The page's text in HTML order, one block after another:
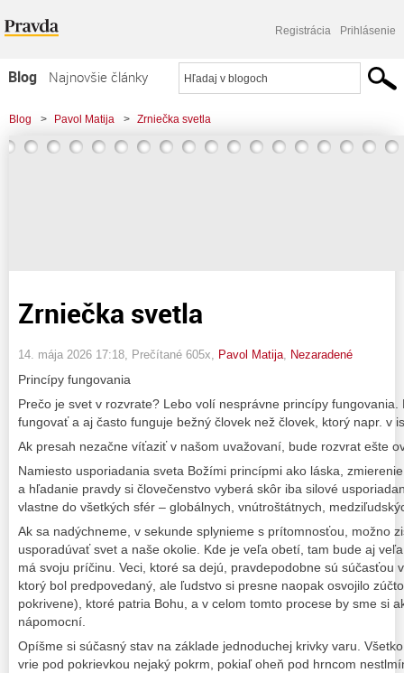
Registrácia Prihlásenie
Blog
Najnovšie články
Najčítanejšie články
Najkomentovanejšie články
Blog > Pavol Matija > Zrniečka svetla
Zrniečka svetla
14. mája 2026 17:18 , Prečítané 605x, Pavol Matija Nezaradené
Princípy fungovania
Prečo je svet v rozvrate? Lebo volí nesprávne princípy fungovania.
fungovať a aj často funguje bežný človek než človek, ktorý napr. v
Ak presah nezačne víťaziť v našom uvažovaní, bude rozvrat ešte
Namiesto usporiadania sveta Božími princípmi ako láska,
a hľadanie pravdy si človečenstvo vyberá skôr iba silové
vlastne do všetkých sfér – globálnych, vnútroštátnych,
Ak sa nadýchneme, v sekunde splynieme s prítomnosťou, možno
usporadúvať svet a naše okolie. Kde je veľa obetí, tam bude aj
má svoju príčinu. Veci, ktoré sa dejú, pravdepodobne sú súčasťou
ktorý bol predpovedaný, ale ľudstvo si presne naopak osvojilo
pokrivene), ktoré patria Bohu, a v celom tomto procese by sme si
nápomocní.
Opíšme si súčasný stav na základe jednoduchej krivky varu.
vrie pod pokrievkou nejaký pokrm, pokiaľ oheň pod hrncom